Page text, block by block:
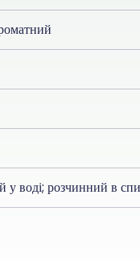
воді; розчинний в